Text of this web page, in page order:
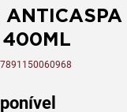
400ML
7891150060968